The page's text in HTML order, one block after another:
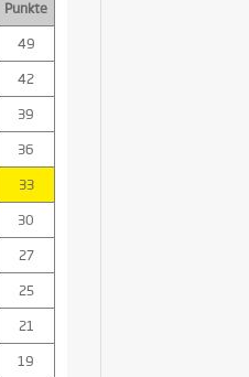
Punkte
49
42
39
36
33
30
27
25
21
19